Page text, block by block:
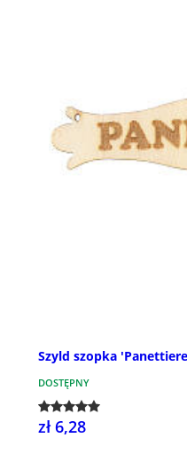
Szyld szopka
DOSTĘPNY
zł 6,28